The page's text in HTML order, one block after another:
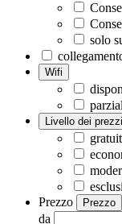
solo
Wifi
Livello dei prezzi
Prezzo
Prezzo
da